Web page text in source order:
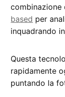
combinazione
based per
inquadrando
Questa
rapidamente
puntando la